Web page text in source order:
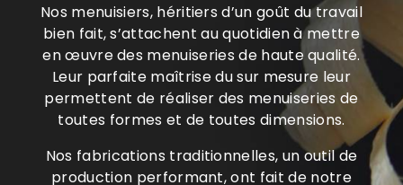
Nos menuisiers, héritiers d’un goût du travail
bien fait, s’attachent au quotidien à mettre
en œuvre des menuiseries de haute qualité.
Leur parfaite maîtrise du sur mesure leur
permettent de réaliser des menuiseries de
toutes formes et de toutes dimensions.
Nos fabrications traditionnelles, un outil de
production performant, ont fait de notre